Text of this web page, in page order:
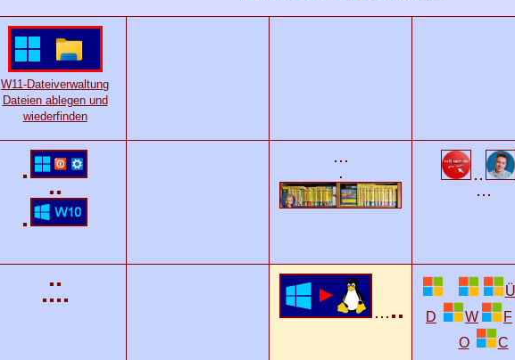
W11-Dateiverwaltung
Dateien ablegen und
wiederfinden
Ü
D
W
F
O
C